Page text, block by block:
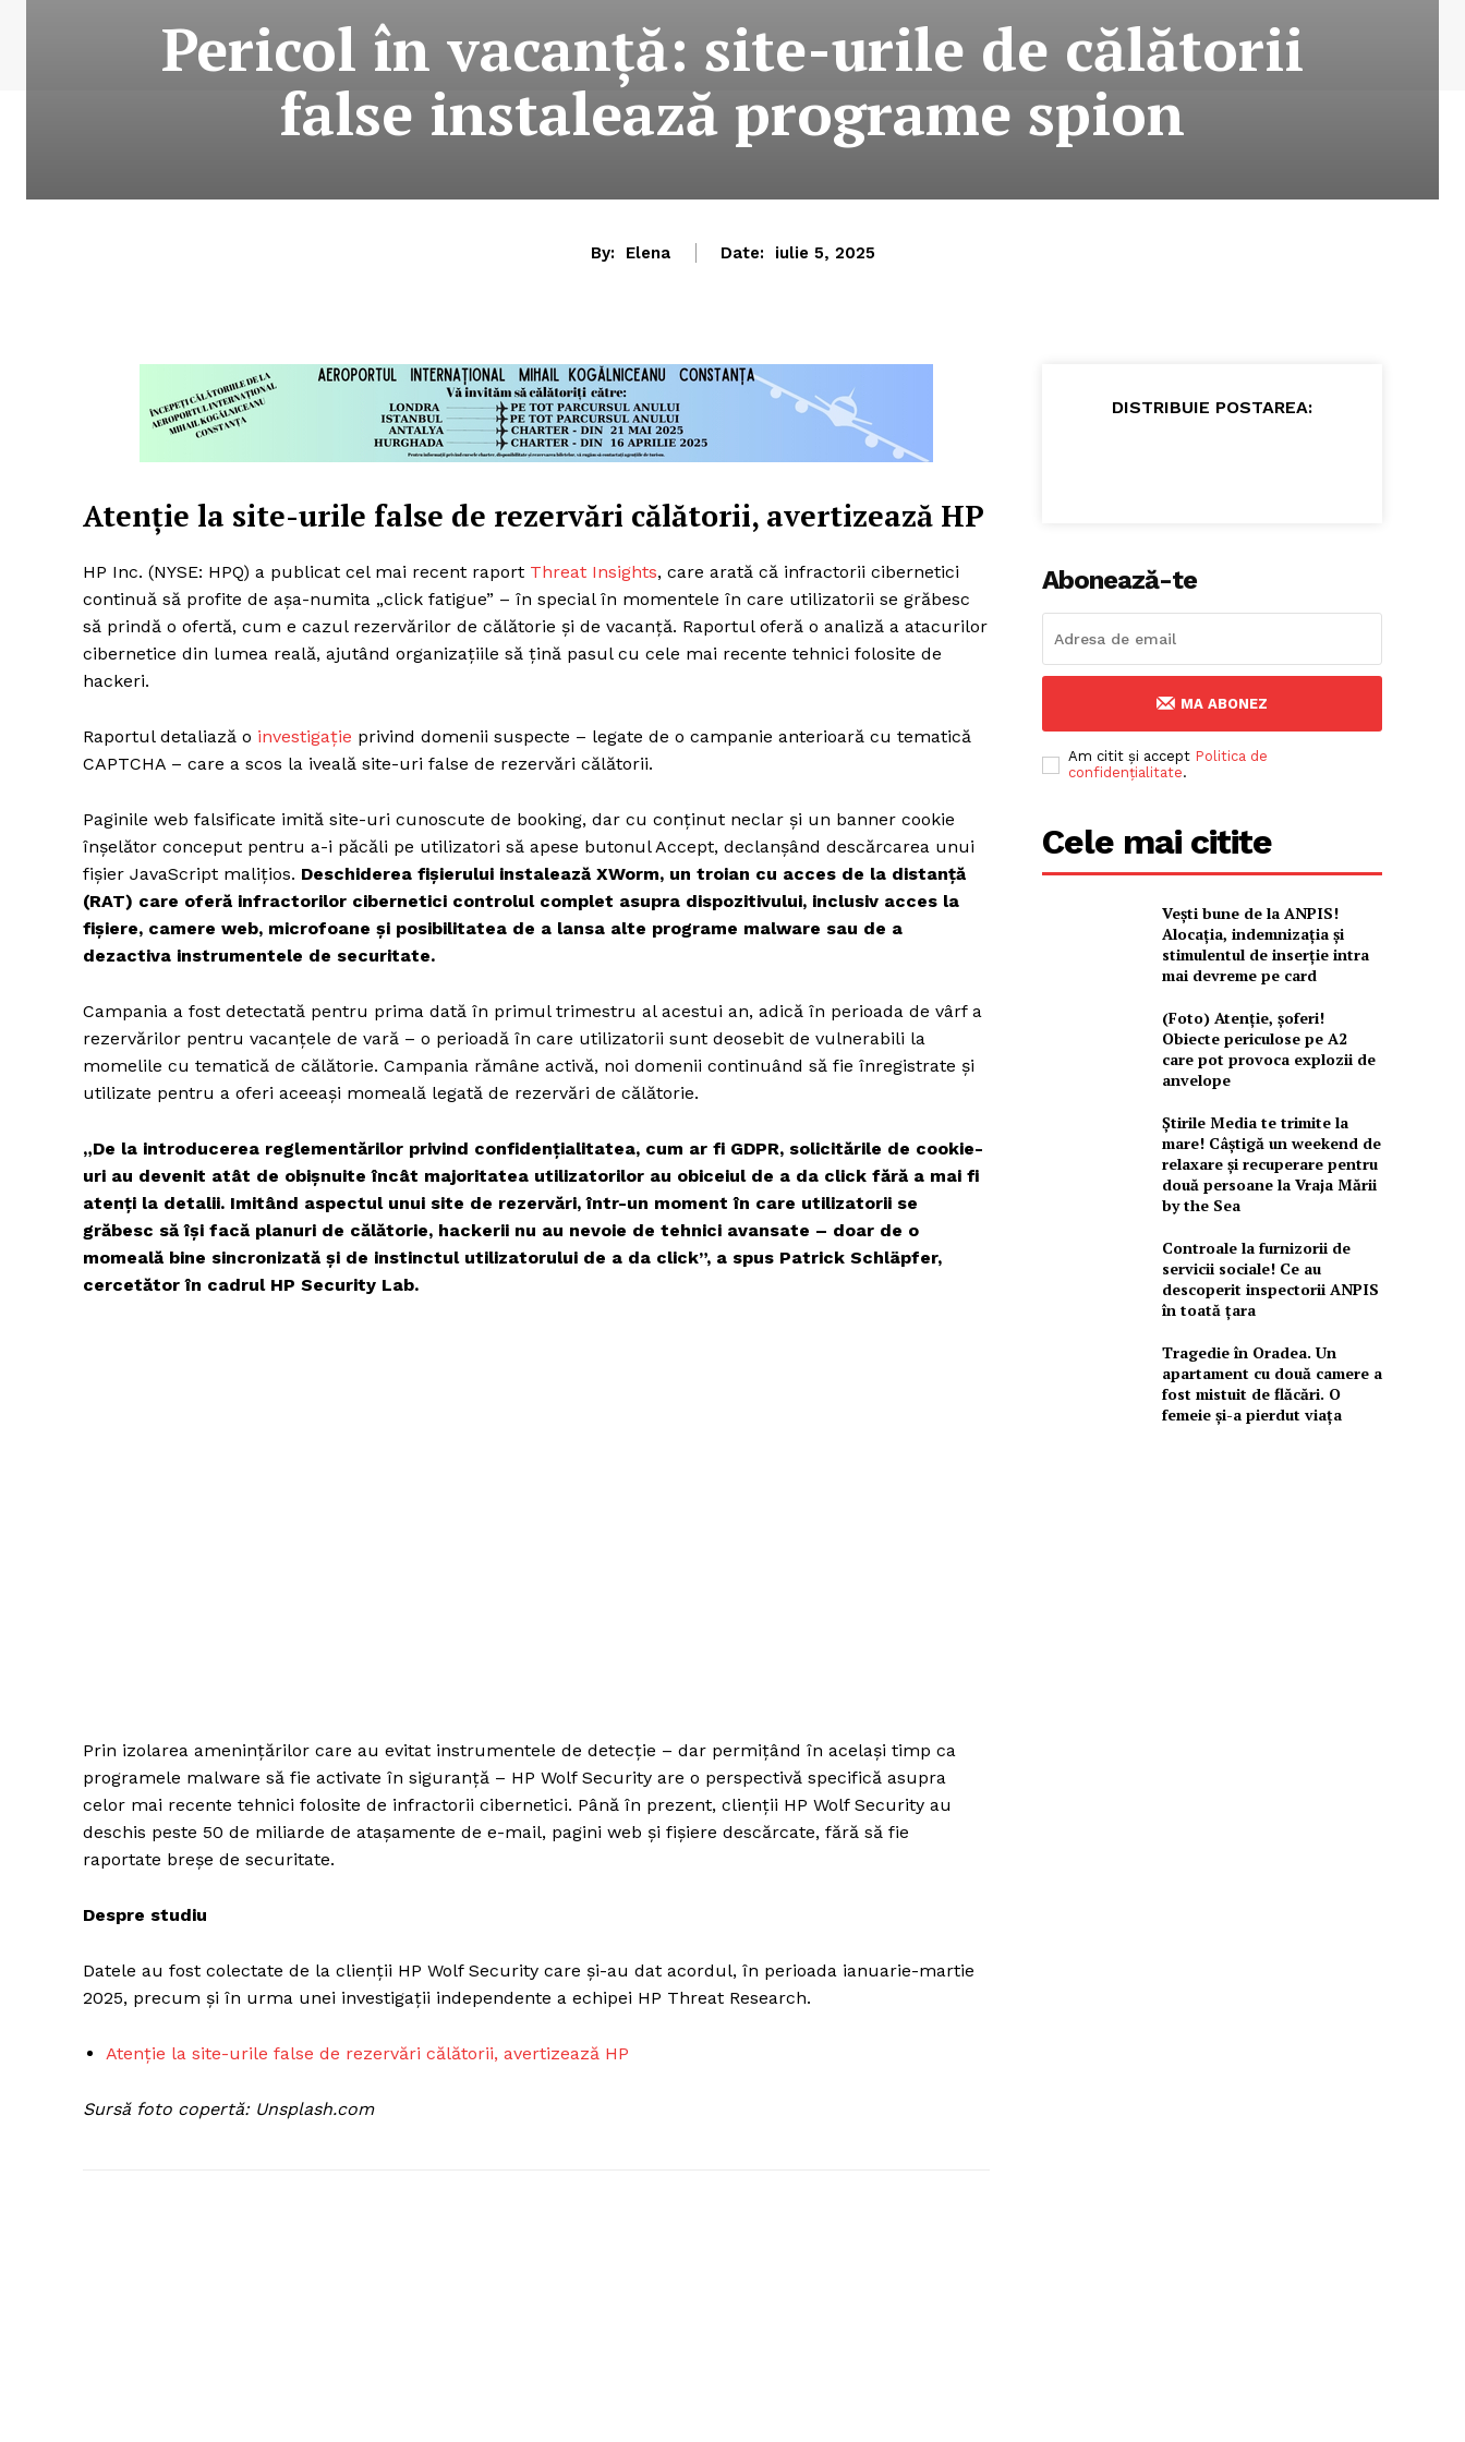
Pericol în vacanță: site-urile de călătorii
false instalează programe spion
By: Elena Date: iulie 5, 2025
Atenție la site-urile false de rezervări călătorii, avertizează HP
HP Inc. (NYSE: HPQ) a publicat cel mai recent raport Threat Insights, care arată că infractorii cibernetici
continuă să profite de așa-numita „click fatigue” – în special în momentele în care utilizatorii se grăbesc
să prindă o ofertă, cum e cazul rezervărilor de călătorie și de vacanță. Raportul oferă o analiză a atacurilor
cibernetice din lumea reală, ajutând organizațiile să țină pasul cu cele mai recente tehnici folosite de
hackeri.
Raportul detaliază o investigație privind domenii suspecte – legate de o campanie anterioară cu tematică
CAPTCHA – care a scos la iveală site-uri false de rezervări călătorii.
Paginile web falsificate imită site-uri cunoscute de booking, dar cu conținut neclar și un banner cookie
înșelător conceput pentru a-i păcăli pe utilizatori să apese butonul Accept, declanșând descărcarea unui
fișier JavaScript malițios. Deschiderea fișierului instalează XWorm, un troian cu acces de la distanță
(RAT) care oferă infractorilor cibernetici controlul complet asupra dispozitivului, inclusiv acces la
fișiere, camere web, microfoane și posibilitatea de a lansa alte programe malware sau de a
dezactiva instrumentele de securitate.
Campania a fost detectată pentru prima dată în primul trimestru al acestui an, adică în perioada de vârf a
rezervărilor pentru vacanțele de vară – o perioadă în care utilizatorii sunt deosebit de vulnerabili la
momelile cu tematică de călătorie. Campania rămâne activă, noi domenii continuând să fie înregistrate și
utilizate pentru a oferi aceeași momeală legată de rezervări de călătorie.
„De la introducerea reglementărilor privind confidențialitatea, cum ar fi GDPR, solicitările de cookie-
uri au devenit atât de obișnuite încât majoritatea utilizatorilor au obiceiul de a da click fără a mai fi
atenți la detalii. Imitând aspectul unui site de rezervări, într-un moment în care utilizatorii se
grăbesc să își facă planuri de călătorie, hackerii nu au nevoie de tehnici avansate – doar de o
momeală bine sincronizată și de instinctul utilizatorului de a da click”, a spus Patrick Schläpfer,
cercetător în cadrul HP Security Lab.
Prin izolarea amenințărilor care au evitat instrumentele de detecție – dar permițând în același timp ca
programele malware să fie activate în siguranță – HP Wolf Security are o perspectivă specifică asupra
celor mai recente tehnici folosite de infractorii cibernetici. Până în prezent, clienții HP Wolf Security au
deschis peste 50 de miliarde de atașamente de e-mail, pagini web și fișiere descărcate, fără să fie
raportate breșe de securitate.
Despre studiu
Datele au fost colectate de la clienții HP Wolf Security care și-au dat acordul, în perioada ianuarie-martie
2025, precum și în urma unei investigații independente a echipei HP Threat Research.
Atenție la site-urile false de rezervări călătorii, avertizează HP
Sursă foto copertă: Unsplash.com
DISTRIBUIE POSTAREA:
Abonează-te
MA ABONEZ
Am citit și accept Politica de
confidențialitate.
Cele mai citite
Vești bune de la ANPIS!
Alocația, indemnizația și
stimulentul de inserție intra
mai devreme pe card
(Foto) Atenție, șoferi!
Obiecte periculose pe A2
care pot provoca explozii de
anvelope
Știrile Media te trimite la
mare! Câștigă un weekend de
relaxare și recuperare pentru
două persoane la Vraja Mării
by the Sea
Controale la furnizorii de
servicii sociale! Ce au
descoperit inspectorii ANPIS
în toată țara
Tragedie în Oradea. Un
apartament cu două camere a
fost mistuit de flăcări. O
femeie și-a pierdut viața